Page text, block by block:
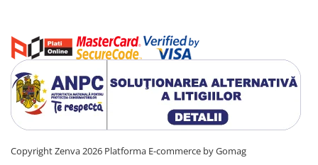
Copyright Zenva 2026 Platforma E-commerce by Gomag